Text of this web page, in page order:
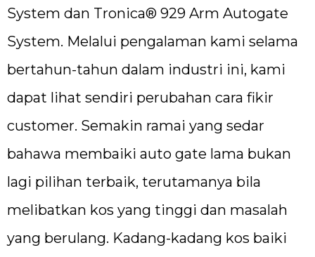
System dan Tronica® 929 Arm Autogate
System. Melalui pengalaman kami selama
bertahun-tahun dalam industri ini, kami
dapat lihat sendiri perubahan cara fikir
customer. Semakin ramai yang sedar
bahawa membaiki auto gate lama bukan
lagi pilihan terbaik, terutamanya bila
melibatkan kos yang tinggi dan masalah
yang berulang. Kadang-kadang kos baiki